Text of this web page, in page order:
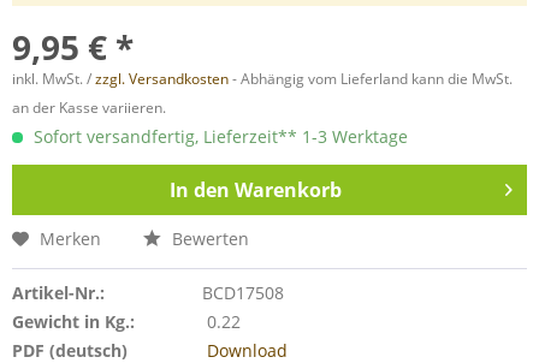
9,95 € *
inkl. MwSt. /zzgl. Versandkosten- Abhängig vom Lieferland kann die MwSt.
an der Kasse variieren.
Sofort versandfertig, Lieferzeit** 1-3 Werktage
In den Warenkorb
Merken Bewerten
Artikel-Nr.:
BCD17508
Gewicht in Kg.:
0.22
PDF (deutsch)
Download